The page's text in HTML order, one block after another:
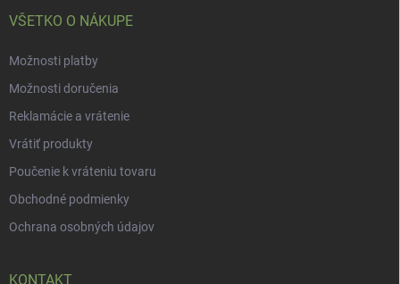
VŠETKO O NÁKUPE
Možnosti platby
Možnosti doručenia
Reklamácie a vrátenie
Vrátiť produkty
Poučenie k vráteniu tovaru
Obchodné podmienky
Ochrana osobných údajov
KONTAKT